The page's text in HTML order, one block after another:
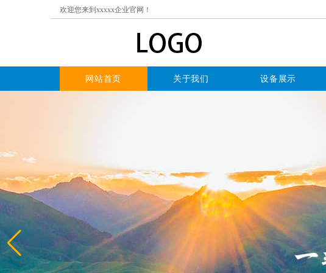
欢迎您来到xxxxx企业官网！
网站首页 关于我们 设备展示